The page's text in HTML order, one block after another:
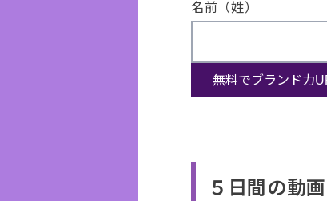
名前（姓）
５日間の動